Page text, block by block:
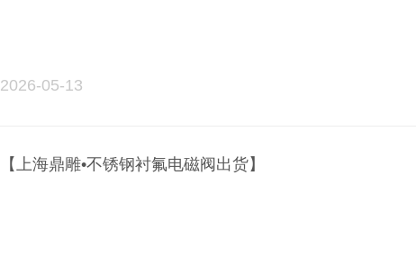
2026-05-13
【上海鼎雕•不锈钢衬氟电磁阀出货】